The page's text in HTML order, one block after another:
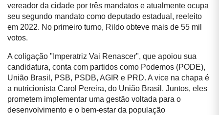
vereador da cidade por três mandatos e atualmente ocupa
seu segundo mandato como deputado estadual, reeleito
em 2022. No primeiro turno, Rildo obteve mais de 55 mil
votos.
A coligação "Imperatriz Vai Renascer", que apoiou sua
candidatura, conta com partidos como Podemos (PODE),
União Brasil, PSB, PSDB, AGIR e PRD. A vice na chapa é
a nutricionista Carol Pereira, do União Brasil. Juntos, eles
prometem implementar uma gestão voltada para o
desenvolvimento e o bem-estar da população